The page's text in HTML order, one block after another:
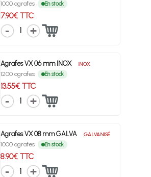
1000 agrafes En stock
7.90€ TTC
1
Agrafes VX 06 mm INOX INOX
1200 agrafes En stock
13.55€ TTC
1
Agrafes VX 08 mm GALVA GALVANISÉ
1000 agrafes En stock
8.90€ TTC
1